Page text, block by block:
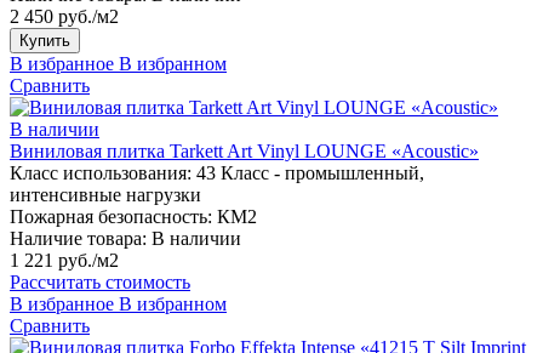
2 450 руб./м2
Купить
В избранное В избранном
Сравнить
В наличии
Виниловая плитка Tarkett Art Vinyl LOUNGE «Acoustic»
Класс использования: 43 Класс - промышленный,
интенсивные нагрузки
Пожарная безопасность: КМ2
Наличие товара: В наличии
1 221 руб./м2
Рассчитать стоимость
В избранное В избранном
Сравнить